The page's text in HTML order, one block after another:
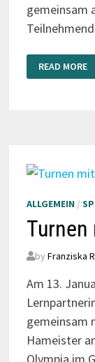
gemeinsam
2026
READ MORE
ALLGEMEIN /
by Franziska
Am 13.
gemeinsam
Hameister
Olympia im